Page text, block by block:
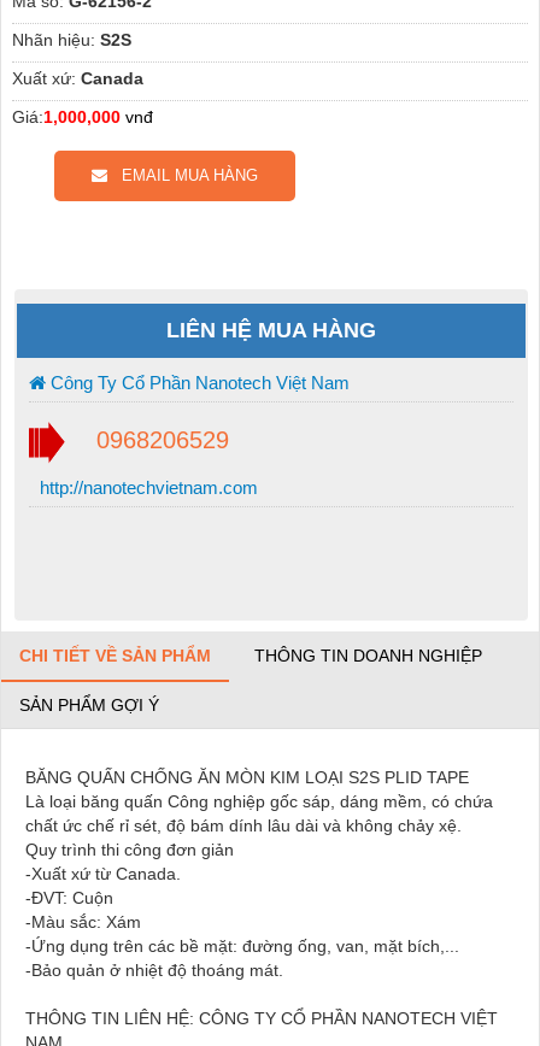
Nhãn hiệu: S2S
Xuất xứ: Canada
Giá:1,000,000 vnđ
EMAIL MUA HÀNG
LIÊN HỆ MUA HÀNG
Công Ty Cổ Phần Nanotech Việt Nam
0968206529
http://nanotechvietnam.com
CHI TIẾT VỀ SẢN PHẨM THÔNG TIN DOANH NGHIỆP
SẢN PHẨM GỢI Ý
BĂNG QUẤN CHỐNG ĂN MÒN KIM LOẠI S2S PLID TAPE
Là loại băng quấn Công nghiệp gốc sáp, dáng mềm, có chứa
chất ức chế rỉ sét, độ bám dính lâu dài và không chảy xệ.
Quy trình thi công đơn giản
-Xuất xứ từ Canada.
-ĐVT: Cuộn
-Màu sắc: Xám
-Ứng dụng trên các bề mặt: đường ống, van, mặt bích,...
-Bảo quản ở nhiệt độ thoáng mát.
THÔNG TIN LIÊN HỆ: CÔNG TY CỔ PHẦN NANOTECH VIỆT
NAM